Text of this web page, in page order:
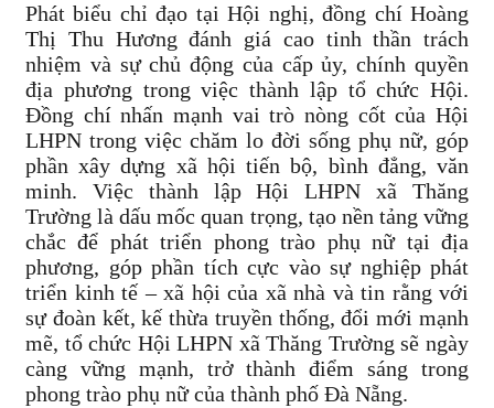
Phát biểu chỉ đạo tại Hội nghị, đồng chí Hoàng
Thị Thu Hương đánh giá cao tinh thần trách
nhiệm và sự chủ động của cấp ủy, chính quyền
địa phương trong việc thành lập tổ chức Hội.
Đồng chí nhấn mạnh vai trò nòng cốt của Hội
LHPN trong việc chăm lo đời sống phụ nữ, góp
phần xây dựng xã hội tiến bộ, bình đẳng, văn
minh. Việc thành lập Hội LHPN xã Thăng
Trường là dấu mốc quan trọng, tạo nền tảng vững
chắc để phát triển phong trào phụ nữ tại địa
phương, góp phần tích cực vào sự nghiệp phát
triển kinh tế – xã hội của xã nhà và tin rằng với
sự đoàn kết, kế thừa truyền thống, đổi mới mạnh
mẽ, tổ chức Hội LHPN xã Thăng Trường sẽ ngày
càng vững mạnh, trở thành điểm sáng trong
phong trào phụ nữ của thành phố Đà Nẵng.